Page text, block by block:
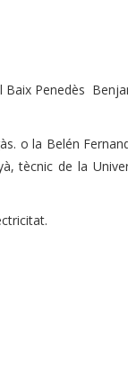
Baix Penedès
o la Belén
tècnic de la